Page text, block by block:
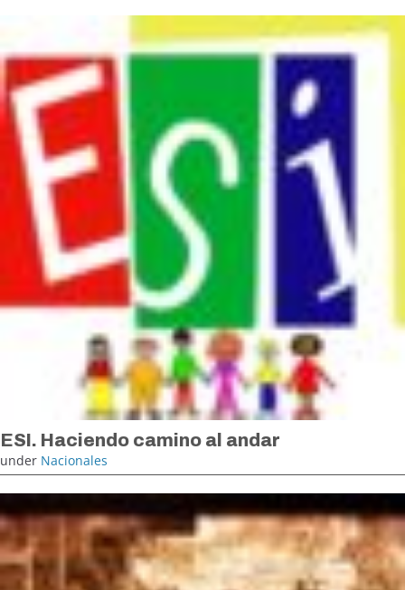
ESI. Haciendo camino al andar
under Nacionales